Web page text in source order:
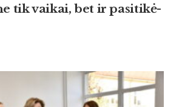
tik vai­kai, bet ir pa­si­ti­kė­